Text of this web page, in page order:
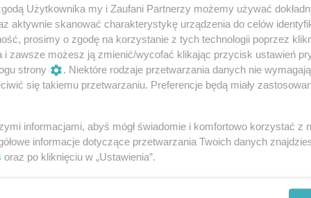
na XI piętrze hotelu Radisson Blu
fortepianie.
fortepianowa charakteryzuje się głęboką ekspresją i
przemyca bogate emocje i narracje, zaskakując słuchaczy
melodiami. Khrypun nieustannie eksperymentuje z
Użytkownika my i Zaufani Partnerzy możemy używać
aktywnie skanować charakterystykę urządzenia do celów
prosimy o zgodę na korzystanie z tych technologii poprzez
i zawsze możesz ją zmienić/wycofać klikając przycisk ustawień
strony
. Niektóre rodzaje przetwarzania danych nie
się takiemu przetwarzaniu. Preferencje będą miały
informacjami, abyś mógł świadomie i komfortowo korzystać z
informacje dotyczące przetwarzania Twoich danych
oraz po kliknięciu w „Ustawienia”.